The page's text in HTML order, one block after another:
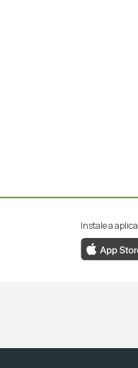
Instale a